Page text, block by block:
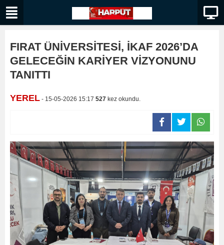
FIRAT ÜNİVERSİTESİ, İKAF 2026’DA
GELECEĞİN KARİYER VİZYONUNU
TANITTI
YEREL - 15-05-2026 15:17 527 kez okundu.